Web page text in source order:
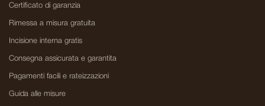
Certificato di garanzia
Rimessa a misura gratuita
Incisione interna gratis
Consegna assicurata e garantita
Pagamenti facili e rateizzazioni
Guida alle misure